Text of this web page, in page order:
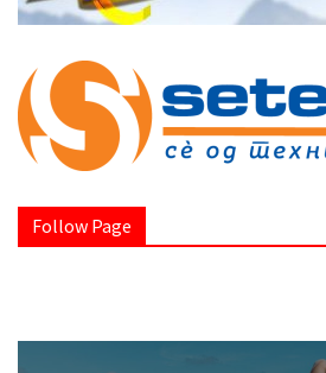
Follow Page